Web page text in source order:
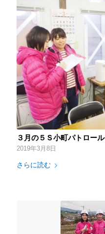
３月の５Ｓ小町パトロール
2019年3月8日
さらに読む